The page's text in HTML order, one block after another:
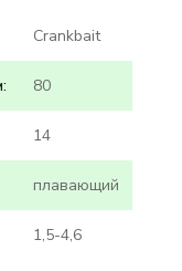
Crankbait
80
14
плавающий
1,5-4,6